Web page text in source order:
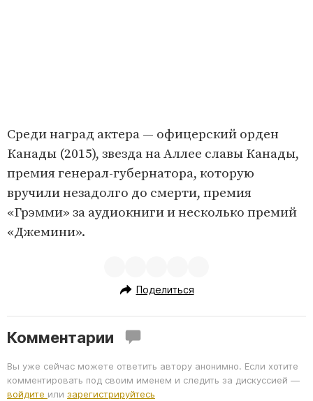
Среди наград актера — офицерский орден
Канады (2015), звезда на Аллее славы Канады,
премия генерал-губернатора, которую
вручили незадолго до смерти, премия
«Грэмми» за аудиокниги и несколько премий
«Джемини».
Поделиться
Комментарии
Вы уже сейчас можете ответить автору анонимно. Если хотите
комментировать под своим именем и следить за дискуссией —
войдите или зарегистрируйтесь